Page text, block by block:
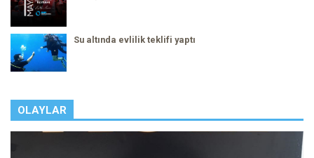
Su altında evlilik teklifi yaptı
OLAYLAR